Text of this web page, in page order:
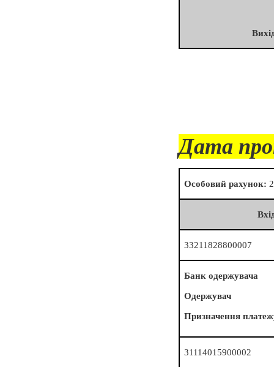
Дата
Особовий рахунок:
33211828800007
Банк одержувача
Одержувач
Призначення
31114015900002